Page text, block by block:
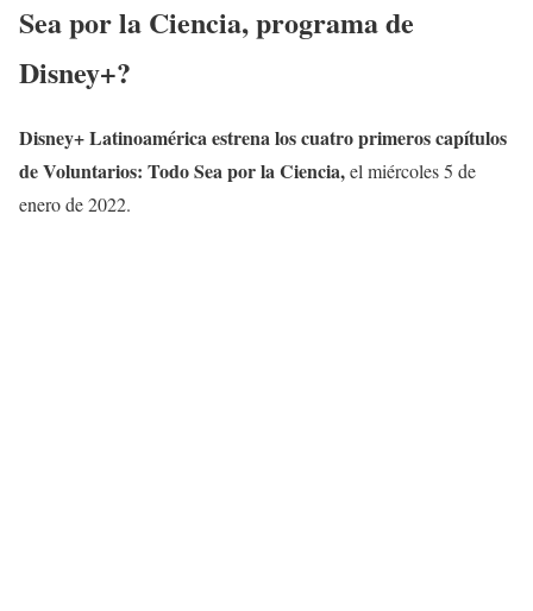
Sea por la Ciencia, programa de
Disney+?
Disney+ Latinoamérica estrena los cuatro primeros capítulos
de Voluntarios: Todo Sea por la Ciencia,el miércoles 5 de
enero de 2022.